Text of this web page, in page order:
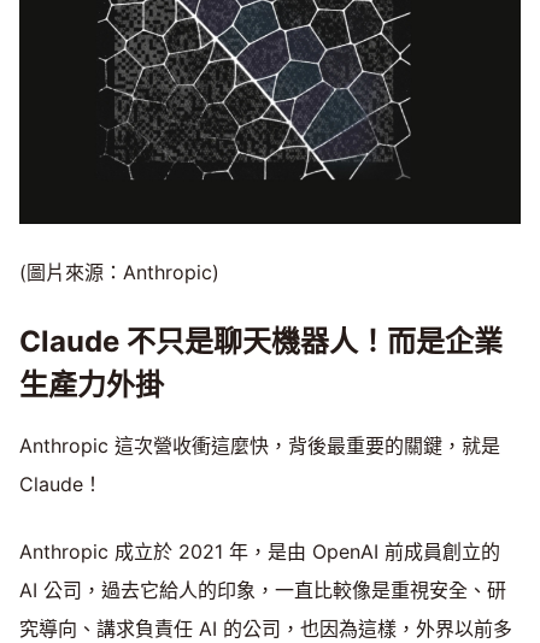
(圖片來源：Anthropic)
Claude 不只是聊天機器人！而是企業
生產力外掛
Anthropic 這次營收衝這麼快，背後最重要的關鍵，就是
Claude！
Anthropic 成立於 2021 年，是由 OpenAI 前成員創立的
AI 公司，過去它給人的印象，一直比較像是重視安全、研
究導向、講求負責任 AI 的公司，也因為這樣，外界以前多